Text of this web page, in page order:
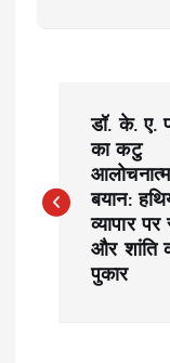
s
डॉ. के. ए.
का कटु
बयान:
व्यापार
और शांति
पुकार